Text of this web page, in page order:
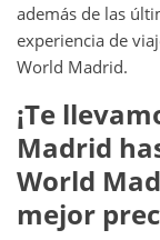
además de las
experiencia de
World Madrid.
¡Te
Madrid
World
mejor